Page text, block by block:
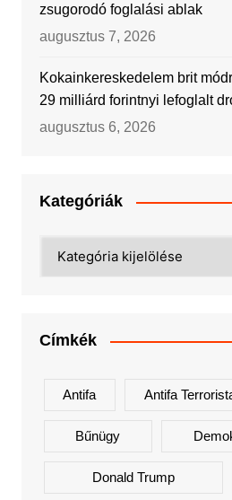
zsugorodó foglalási ablak
augusztus 7, 2026
Kokainkereskedelem brit
29 milliárd forintnyi lefoglalt
augusztus 6, 2026
Kategóriák
Címkék
Antifa Antifa
Bűnügy
Donald Trump